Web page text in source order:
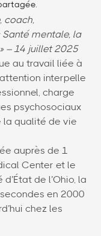
coach,
mentale, la
– 14 juillet 2025
au travail liée à
interpelle
charge
psychosociaux
la qualité de vie
auprès de 1
Center et le
de l’Ohio, la
en 2000
chez les